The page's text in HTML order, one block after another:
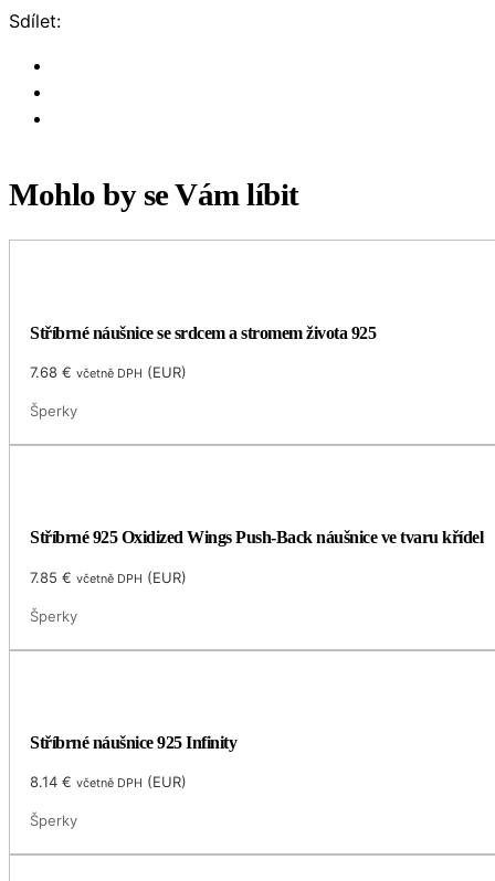
Sdílet:
Mohlo by se Vám líbit
Stříbrné náušnice se srdcem a stromem života 925
7.68€ včetně DPH (EUR)
Šperky
Stříbrné 925 Oxidized Wings Push-Back náušnice ve tvaru křídel
7.85€ včetně DPH (EUR)
Šperky
Stříbrné náušnice 925 Infinity
8.14€ včetně DPH (EUR)
Šperky